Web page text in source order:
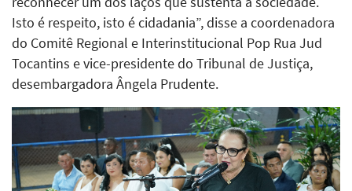
Isto é respeito, isto é cidadania”, disse a coordenadora
do Comitê Regional e Interinstitucional Pop Rua Jud
Tocantins e vice-presidente do Tribunal de Justiça,
desembargadora Ângela Prudente.